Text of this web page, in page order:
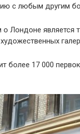
с любым другим
Лондоне является
более 17 000